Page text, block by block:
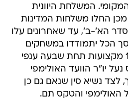
המשלחת היוונית
החלו משלחות המדינות
סדר הא'-ב', עד שאחרונים עלו
הכל יתמודדו במשחקים
2,892 ספורטאים ב-15 מקצועות תחת שבעה ענפי
יו"ר הוועד האולימפי
לצד נשיא סין שנאם גם כן
האולימפי והטקס תם.